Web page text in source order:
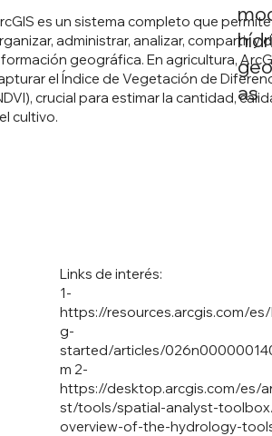
as
es un sistema completo que
administrar, analizar, compartir y
geográfica. En agricultura,
el Índice de Vegetación de
crucial para estimar la cantidad,
cultivo.
1-
https://resources.arcgis.com/
g-
started/articles/
m 2-
https://desktop.arcgis.com/es/
st/tools/spatial-analyst-
overview-of-the-hydrology-
Links de interés: